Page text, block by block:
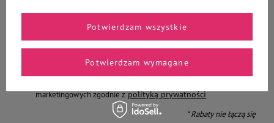
Podaj swój adres e-mail
marketingowych zgodnie z polityką prywatności
* Rabaty nie łączą się
Potwierdzam wymagane
Potwierdzam wszystkie